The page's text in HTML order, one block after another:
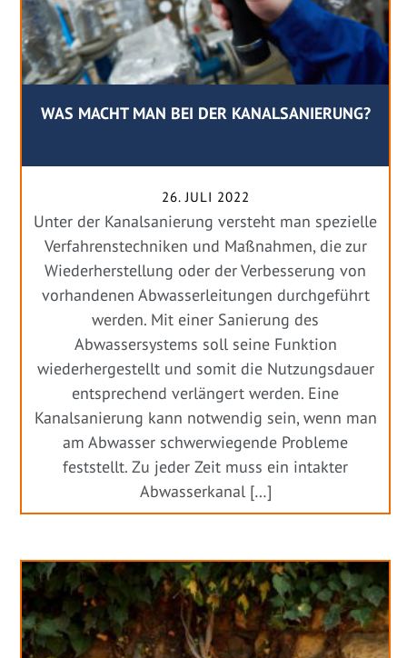
WAS MACHT MAN BEI DER KANALSANIERUNG?
26. JULI 2022
Unter der Kanalsanierung versteht man spezielle
Verfahrenstechniken und Maßnahmen, die zur
Wiederherstellung oder der Verbesserung von
vorhandenen Abwasserleitungen durchgeführt
werden. Mit einer Sanierung des
Abwassersystems soll seine Funktion
wiederhergestellt und somit die Nutzungsdauer
entsprechend verlängert werden. Eine
Kanalsanierung kann notwendig sein, wenn man
am Abwasser schwerwiegende Probleme
feststellt. Zu jeder Zeit muss ein intakter
Abwasserkanal […]